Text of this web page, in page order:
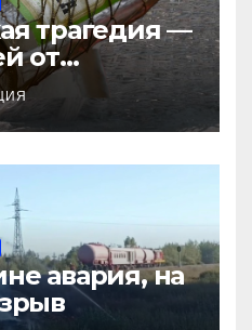
трагедия —
от
авария, на